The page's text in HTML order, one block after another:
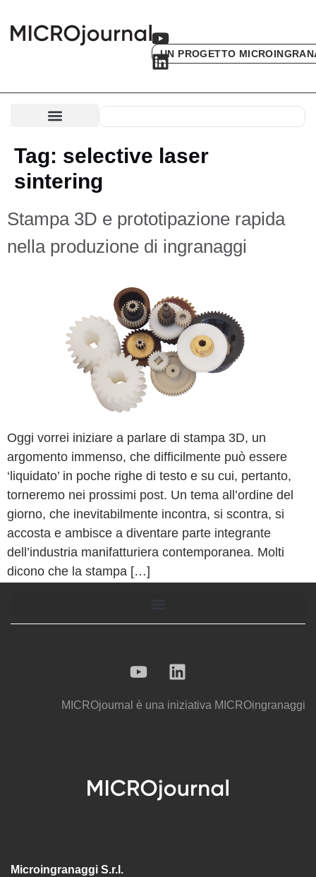
UN PROGETTO
Tag: selective laser
sintering
Stampa 3D e prototipazione rapida
nella produzione di ingranaggi
Oggi vorrei iniziare a parlare di stampa 3D, un
argomento immenso, che difficilmente può essere
‘liquidato’ in poche righe di testo e su cui, pertanto,
torneremo nei prossimi post. Un tema all’ordine del
giorno, che inevitabilmente incontra, si scontra, si
accosta e ambisce a diventare parte integrante
dell’industria manifatturiera contemporanea. Molti
dicono che la stampa […]
MICROjournal è una iniziativa MICROingranaggi
Microingranaggi S.r.l.